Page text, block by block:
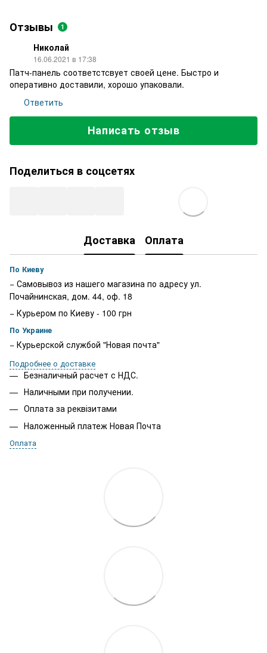
Отзывы 1
Николай
16.06.2021 в 17:38
Патч-панель соответстсвует своей цене. Быстро и
оперативно доставили, хорошо упаковали.
Ответить
Написать отзыв
Поделиться в соцсетях
Доставка Оплата
По Киеву
− Самовывоз из нашего магазина по адресу ул.
Почайнинская, дом. 44, оф. 18
− Курьером по Киеву - 100 грн
По Украине
− Курьерской службой "Новая почта"
Подробнее о доставке
Безналичный расчет с НДС.
Наличными при получении.
Оплата за реквізитами
Наложенный платеж Новая Почта
Оплата